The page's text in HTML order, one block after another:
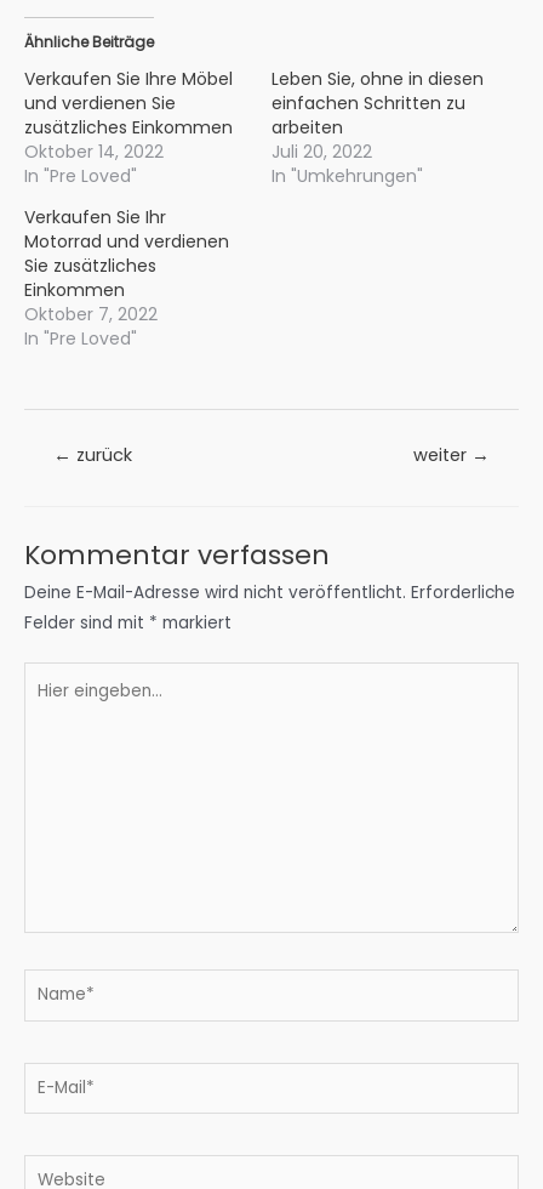
Ähnliche Beiträge
Verkaufen Sie Ihre Möbel
und verdienen Sie
zusätzliches Einkommen
Oktober 14, 2022
In "Pre Loved"
Leben Sie, ohne in diesen
einfachen Schritten zu
arbeiten
Juli 20, 2022
In "Umkehrungen"
Verkaufen Sie Ihr
Motorrad und verdienen
Sie zusätzliches
Einkommen
Oktober 7, 2022
In "Pre Loved"
Beitrags-
← zurück weiter →
Kommentar verfassen
Deine E-Mail-Adresse wird nicht veröffentlicht. Erforderliche
Felder sind mit * markiert
eingeben…
Name*
E-
Website